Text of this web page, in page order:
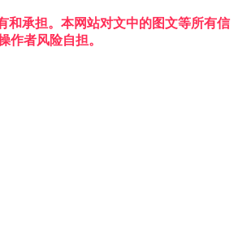
和承担。本网站对文中的图文等所有信
作者风险自担。